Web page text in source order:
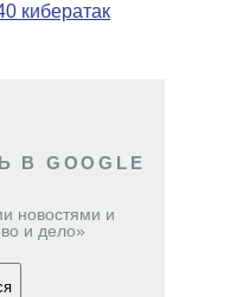
кибератак
GOOGLE
новостями и
и дело»